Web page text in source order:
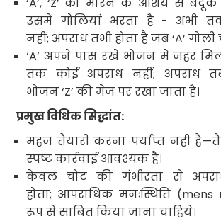
उसमें गोलियां भरता है - अभी
नहीं;अपराध तभी होता है जब‘A’गोली
‘A’अपने पास रखे भोजन में जहर
तक कोई अपराध नहीं; अपराध
भोजन‘Z’की मेज पर रखा जाता है।
प्रमुख विधिक सिद्धांत:
महज तैयारी करना पर्याप्त नहीं
स्पष्ट कार्रवाई आवश्यक है।
केवल चोट की गंभीरता से
होता; आपराधिक मनःस्थिति (mens
रूप से साबित किया जाना चाहिये।